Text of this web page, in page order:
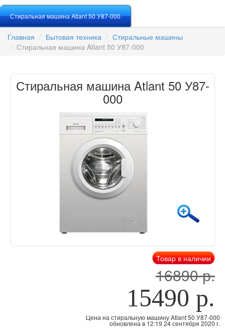
Стиральная машина Atlant 50 У87-000
Главная Бытовая техника
Стиральные машины
Стиральная машина Atlant 50 У87-000
Стиральная машина Atlant 50 У87-
000
Товар в наличии
16890 р.
15490 р.
Цена на стиральную машину Atlant 50 У87-000
обновлена в 12:19 24 сентября 2020 г.